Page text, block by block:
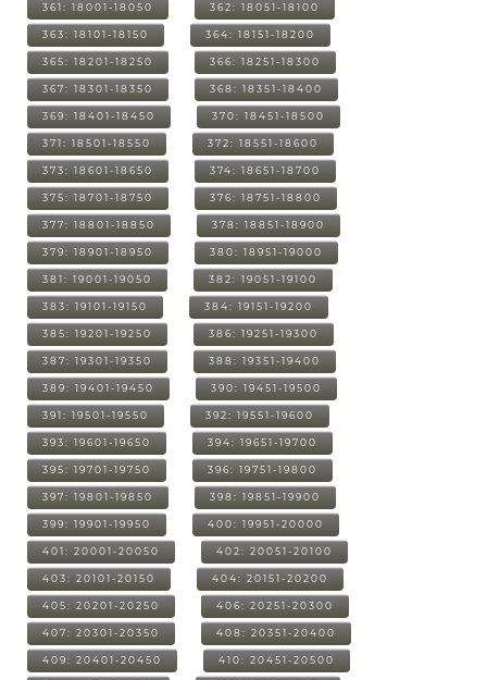
361: 18001-18050 362: 18051-18100
363: 18101-18150 364: 18151-18200
365: 18201-18250 366: 18251-18300
367: 18301-18350 368: 18351-18400
369: 18401-18450 370: 18451-18500
371: 18501-18550 372: 18551-18600
373: 18601-18650 374: 18651-18700
375: 18701-18750 376: 18751-18800
377: 18801-18850 378: 18851-18900
379: 18901-18950 380: 18951-19000
381: 19001-19050 382: 19051-19100
383: 19101-19150 384: 19151-19200
385: 19201-19250 386: 19251-19300
387: 19301-19350 388: 19351-19400
389: 19401-19450 390: 19451-19500
391: 19501-19550 392: 19551-19600
393: 19601-19650 394: 19651-19700
395: 19701-19750 396: 19751-19800
397: 19801-19850 398: 19851-19900
399: 19901-19950 400: 19951-20000
401: 20001-20050 402: 20051-20100
403: 20101-20150 404: 20151-20200
405: 20201-20250 406: 20251-20300
407: 20301-20350 408: 20351-20400
409: 20401-20450 410: 20451-20500